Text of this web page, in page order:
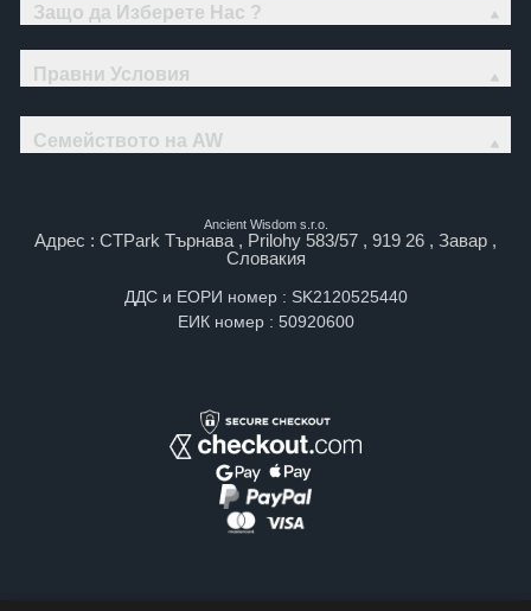
Защо да Изберете Нас ?
Правни Условия
Семейството на AW
Ancient Wisdom s.r.o.
Адрес : CTPark Търнава , Prilohy 583/57 , 919 26 , Завар ,
Словакия
ДДС и ЕОРИ номер : SK2120525440
ЕИК номер : 50920600